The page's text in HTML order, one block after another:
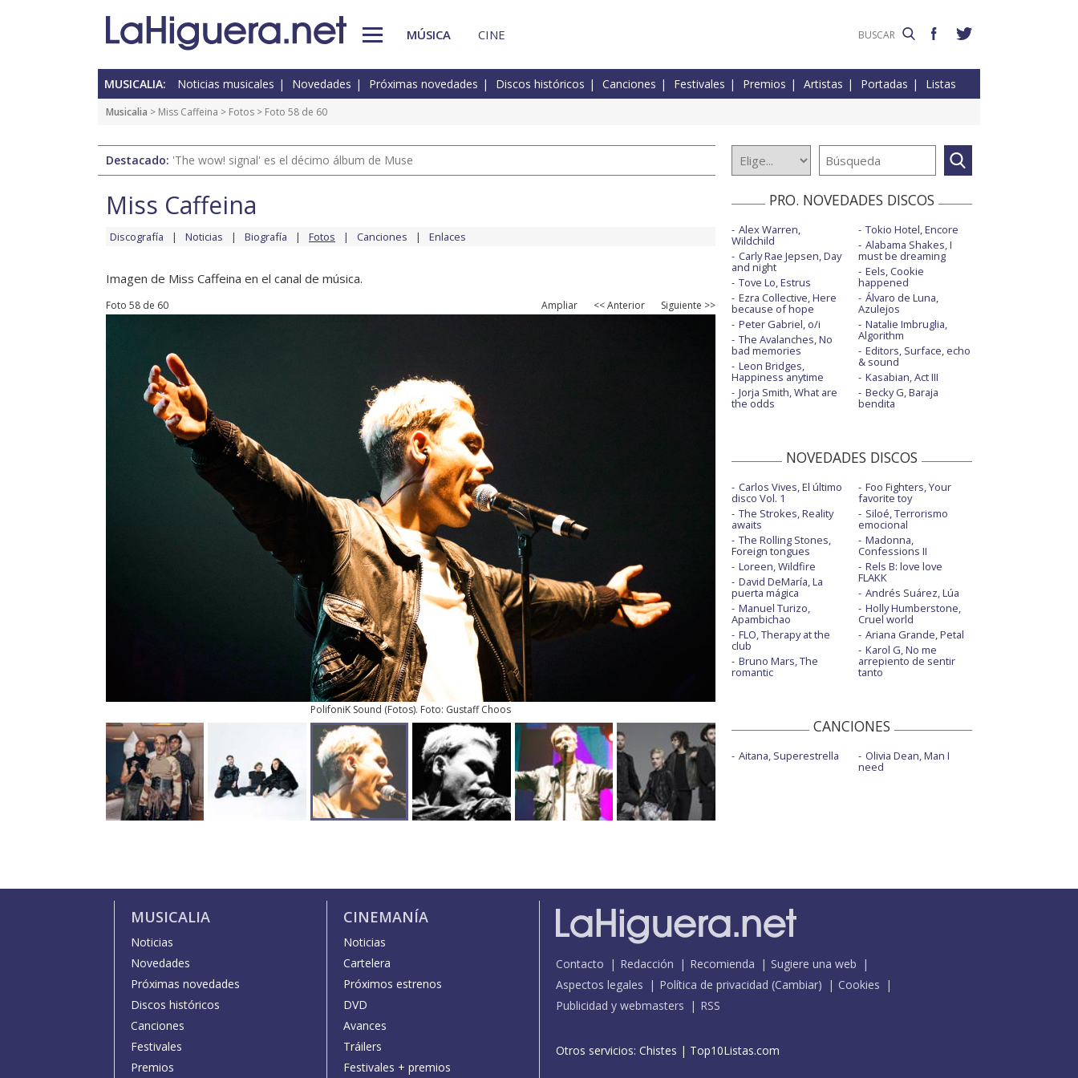
MÚSICA CINE
MUSICALIA: Noticias musicales Novedades Próximas novedades Discos históricos Canciones Festivales Premios Artistas Portadas Listas
Musicalia > Miss Caffeina > Fotos > Foto 58 de 60
Destacado: 'The wow! signal' es el décimo álbum de Muse
Miss Caffeina
Discografía Noticias Biografía Fotos Canciones Enlaces
Imagen de Miss Caffeina en el canal de música.
Foto 58 de 60 Ampliar << Anterior Siguiente >>
PolifoniK Sound (Fotos). Foto: Gustaff Choos
PRO. NOVEDADES DISCOS
Alex Warren,
Wildchild
Carly Rae Jepsen, Day
and night
Tove Lo, Estrus
Ezra Collective, Here
because of hope
Peter Gabriel, o/i
The Avalanches, No
bad memories
Leon Bridges,
Happiness anytime
Jorja Smith, What are
the odds
Tokio Hotel, Encore
Alabama Shakes, I
must be dreaming
Eels, Cookie
happened
Álvaro de Luna,
Azulejos
Natalie Imbruglia,
Algorithm
Editors, Surface, echo
& sound
Kasabian, Act III
Becky G, Baraja
bendita
NOVEDADES DISCOS
Carlos Vives, El último
disco Vol. 1
The Strokes, Reality
awaits
The Rolling Stones,
Foreign tongues
Loreen, Wildfire
David DeMaría, La
puerta mágica
Manuel Turizo,
Apambichao
FLO, Therapy at the
club
Bruno Mars, The
romantic
Foo Fighters, Your
favorite toy
Siloé, Terrorismo
emocional
Madonna,
Confessions II
Rels B: love love
FLAKK
Andrés Suárez, Lúa
Holly Humberstone,
Cruel world
Ariana Grande, Petal
Karol G, No me
arrepiento de sentir
tanto
CANCIONES
Aitana, Superestrella Olivia Dean, Man I
need
MUSICALIA
Noticias
Novedades
Próximas novedades
Discos históricos
Canciones
Festivales
Premios
CINEMANÍA
Noticias
Cartelera
Próximos estrenos
DVD
Avances
Tráilers
Festivales + premios
Contacto Redacción Recomienda
Sugiere una web
Aspectos legales
Política de privacidad (Cambiar)
Cookies
Publicidad y webmasters
RSS
Otros servicios: Chistes | Top10Listas.com